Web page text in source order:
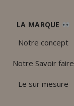
LA MARQUE
Notre concept
Notre Savoir faire
Le sur mesure